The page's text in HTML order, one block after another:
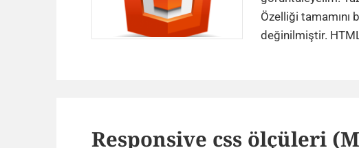
Özelliği tamamını
değinilmiştir.
Responsive css ölçüleri